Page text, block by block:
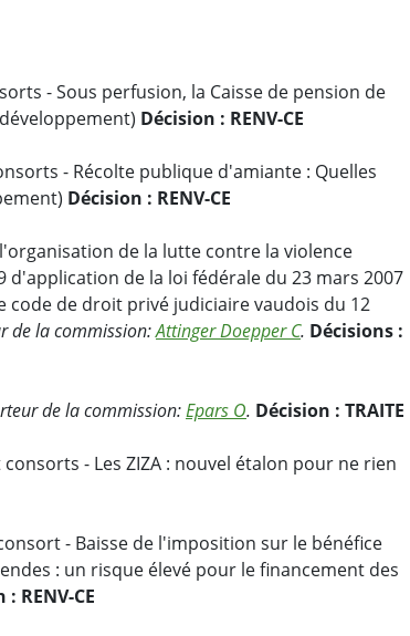
- Sous perfusion, la Caisse de pension de
Décision : RENV-CE
- Récolte publique d'amiante : Quelles
Décision : RENV-CE
de la lutte contre la violence
de la loi fédérale du 23 mars 2007
code de droit privé judiciaire vaudois du 12
de la commission:Attinger Doepper C. Décisions :
de la commission:Epars O. Décision : TRAITE
consorts - Les ZIZA : nouvel étalon pour ne rien
- Baisse de l'imposition sur le bénéfice
: un risque élevé pour le financement des
RENV-CE